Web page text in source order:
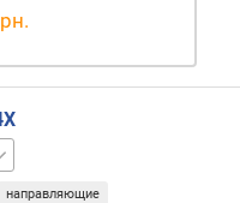
направляющие